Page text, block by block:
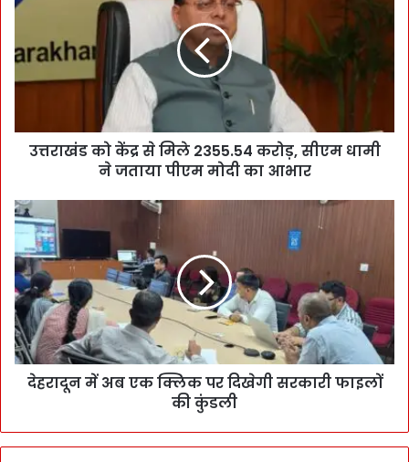
उत्तराखंड को केंद्र से मिले 2355.54 करोड़, सीएम धामी
ने जताया पीएम मोदी का आभार
देहरादून में अब एक क्लिक पर दिखेगी सरकारी फाइलों
की कुंडली